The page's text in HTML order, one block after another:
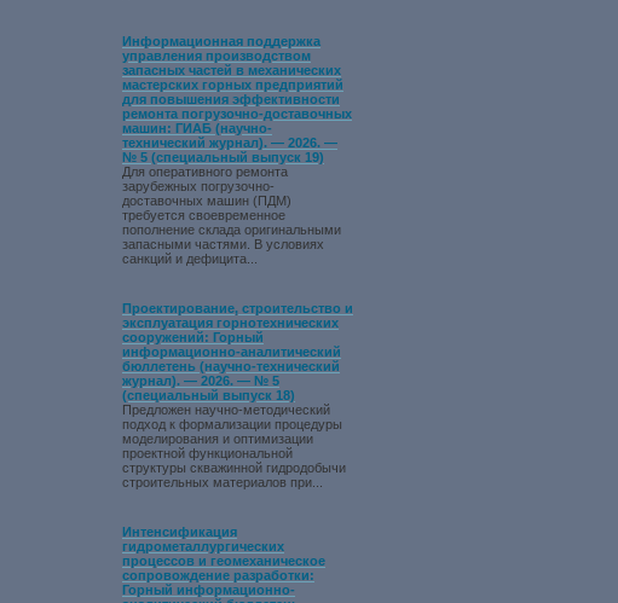
Информационная поддержка
управления производством
запасных частей в механических
мастерских горных предприятий
для повышения эффективности
ремонта погрузочно-доставочных
машин: ГИАБ (научно-
технический журнал). — 2026. —
№ 5 (специальный выпуск 19)
Для оперативного ремонта
зарубежных погрузочно-
доставочных машин (ПДМ)
требуется своевременное
пополнение склада оригинальными
запасными частями. В условиях
санкций и дефицита...
Проектирование, строительство и
эксплуатация горнотехнических
сооружений: Горный
информационно-аналитический
бюллетень (научно-технический
журнал). — 2026. — № 5
(специальный выпуск 18)
Предложен научно-методический
подход к формализации процедуры
моделирования и оптимизации
проектной функциональной
структуры скважинной гидродобычи
строительных материалов при...
Интенсификация
гидрометаллургических
процессов и геомеханическое
сопровождение разработки:
Горный информационно-